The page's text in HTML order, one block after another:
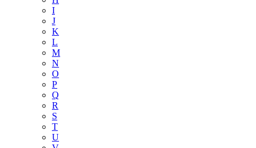
I
J
K
L
M
N
O
P
Q
R
S
T
U